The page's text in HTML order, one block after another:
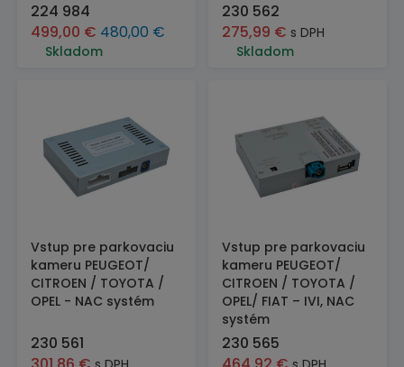
224 984
499,00 € 480,00 €
Skladom
230 562
275,99 € s DPH
Skladom
Vstup pre parkovaciu
kameru PEUGEOT/
CITROEN / TOYOTA /
OPEL - NAC systém
230 561
Vstup pre parkovaciu
kameru PEUGEOT/
CITROEN / TOYOTA /
OPEL/ FIAT – IVI, NAC
systém
230 565